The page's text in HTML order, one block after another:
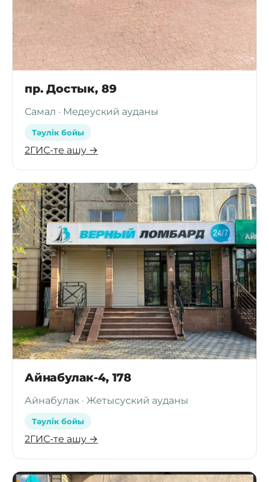
пр. Достык, 89
Самал · Медеуский ауданы
Тәулік бойы
2ГИС-те ашу →
Айнабулак-4, 178
Айнабулак · Жетысуский ауданы
Тәулік бойы
2ГИС-те ашу →